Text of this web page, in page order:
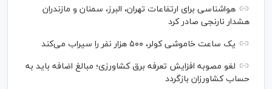
هواشناسی برای ارتفاعات تهران، البرز، سمنان و مازندران
هشدار نارنجی صادر کرد
یک ساعت خاموشی کولر، ۵۰۰ هزار نفر را سیراب می‌کند
لغو مصوبه افزایش تعرفه برق کشاورزی؛ مبالغ اضافه باید به
حساب کشاورزان بازگردد